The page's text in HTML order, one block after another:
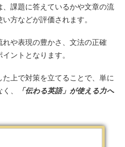
課題に答えているかや文章の流
方などが評価されます。
や表現の豊かさ、文法の正確
ントとなります。
た上で対策を立てることで、単に
、
「伝わる英語」が使える力へ